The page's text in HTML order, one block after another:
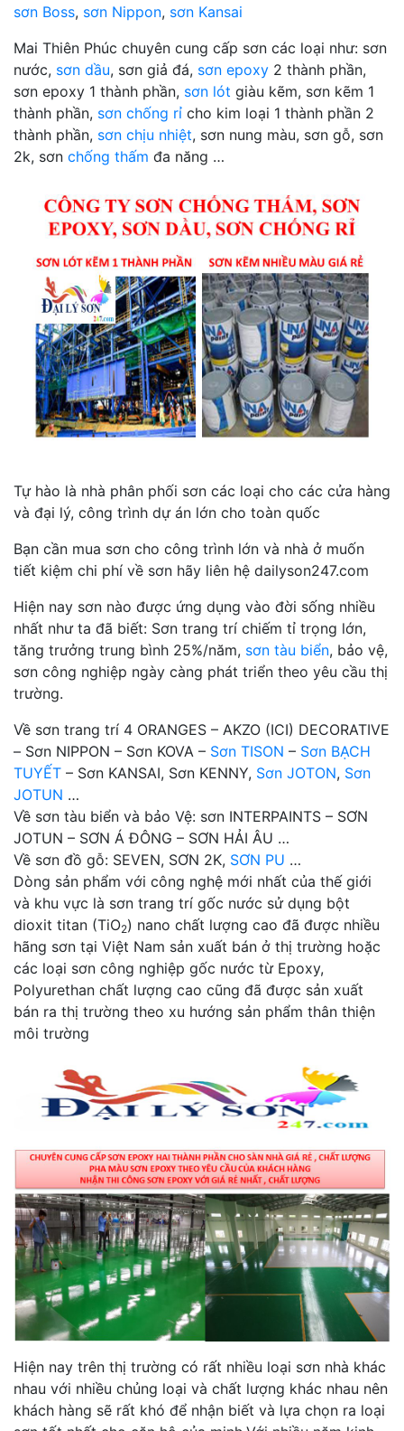
sơn Boss, sơn Nippon, sơn Kansai
Mai Thiên Phúc chuyên cung cấp sơn các loại như: sơn
nước, sơn dầu, sơn giả đá, sơn epoxy 2 thành phần,
sơn epoxy 1 thành phần, sơn lót giàu kẽm, sơn kẽm 1
thành phần, sơn chống rỉ cho kim loại 1 thành phần 2
thành phần, sơn chịu nhiệt, sơn nung màu, sơn gỗ, sơn
2k, sơn chống thấm đa năng …
Tự hào là nhà phân phối sơn các loại cho các cửa hàng
và đại lý, công trình dự án lớn cho toàn quốc
Bạn cần mua sơn cho công trình lớn và nhà ở muốn
tiết kiệm chi phí về sơn hãy liên hệ dailyson247.com
Hiện nay sơn nào được ứng dụng vào đời sống nhiều
nhất như ta đã biết: Sơn trang trí chiếm tỉ trọng lớn,
tăng trưởng trung bình 25%/năm, sơn tàu biển, bảo vệ,
sơn công nghiệp ngày càng phát triển theo yêu cầu thị
trường.
Về sơn trang trí 4 ORANGES – AKZO (ICI) DECORATIVE
– Sơn NIPPON – Sơn KOVA – Sơn TISON – Sơn BẠCH
TUYẾT – Sơn KANSAI, Sơn KENNY, Sơn JOTON, Sơn
JOTUN …
Về sơn tàu biển và bảo Vệ: sơn INTERPAINTS – SƠN
JOTUN – SƠN Á ĐÔNG – SƠN HẢI ÂU …
Về sơn đồ gỗ: SEVEN, SƠN 2K, SƠN PU …
Dòng sản phẩm với công nghệ mới nhất của thế giới
và khu vực là sơn trang trí gốc nước sử dụng bột
dioxit titan (TiO2) nano chất lượng cao đã được nhiều
hãng sơn tại Việt Nam sản xuất bán ở thị trường hoặc
các loại sơn công nghiệp gốc nước từ Epoxy,
Polyurethan chất lượng cao cũng đã được sản xuất
bán ra thị trường theo xu hướng sản phẩm thân thiện
môi trường
Hiện nay trên thị trường có rất nhiều loại sơn nhà khác
nhau với nhiều chủng loại và chất lượng khác nhau nên
khách hàng sẽ rất khó để nhận biết và lựa chọn ra loại